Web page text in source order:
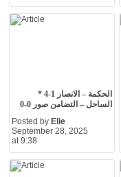
الحكمة – الانصار 1-4 *
الساحل – التضامن صور 0-0
Posted by Elie
September 28, 2025
at 9:38